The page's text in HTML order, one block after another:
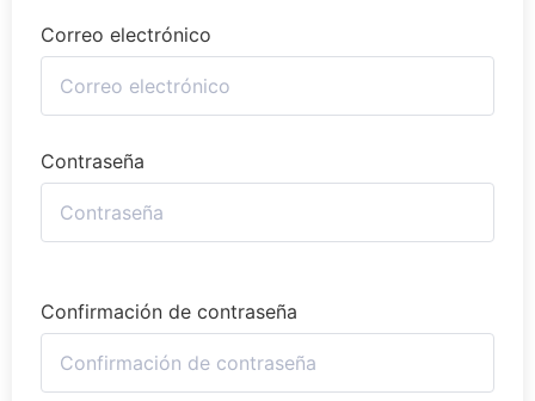
Correo electrónico
Contraseña
Confirmación de contraseña